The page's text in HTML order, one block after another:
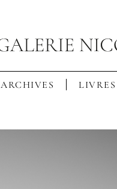
ARCHIVES LIVRES